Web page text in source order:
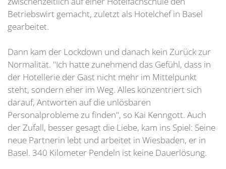
Betriebswirt gemacht, zuletzt als Hotelchef in Basel
gearbeitet.
Dann kam der Lockdown und danach kein Zurück zur
Normalität. "Ich hatte zunehmend das Gefühl, dass in
der Hotellerie der Gast nicht mehr im Mittelpunkt
steht, sondern eher im Weg. Alles konzentriert sich
darauf, Antworten auf die unlösbaren
Personalprobleme zu finden", so Kai Kenngott. Auch
der Zufall, besser gesagt die Liebe, kam ins Spiel: Seine
neue Partnerin lebt und arbeitet in Wiesbaden, er in
Basel. 340 Kilometer Pendeln ist keine Dauerlösung.